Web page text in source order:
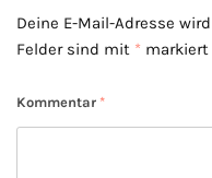
Deine E-Mail-Adresse
Felder sind mit * markiert
Kommentar *